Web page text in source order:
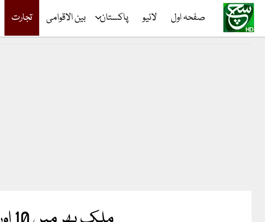
صفحہ اول لائیو پاکستان بین الاقوامی تجارت